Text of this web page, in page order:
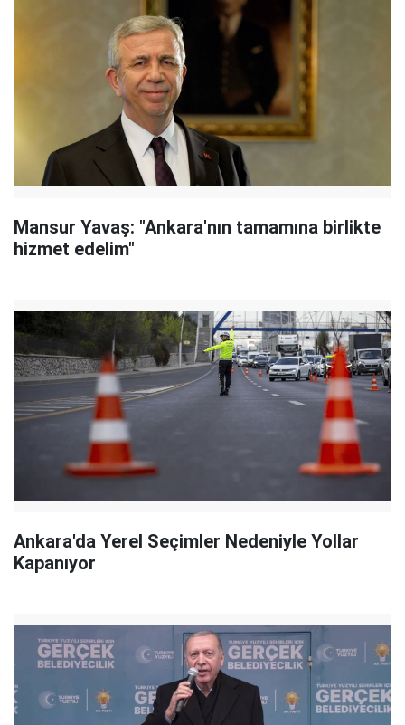
Mansur Yavaş: "Ankara'nın tamamına birlikte
hizmet edelim"
Ankara'da Yerel Seçimler Nedeniyle Yollar
Kapanıyor